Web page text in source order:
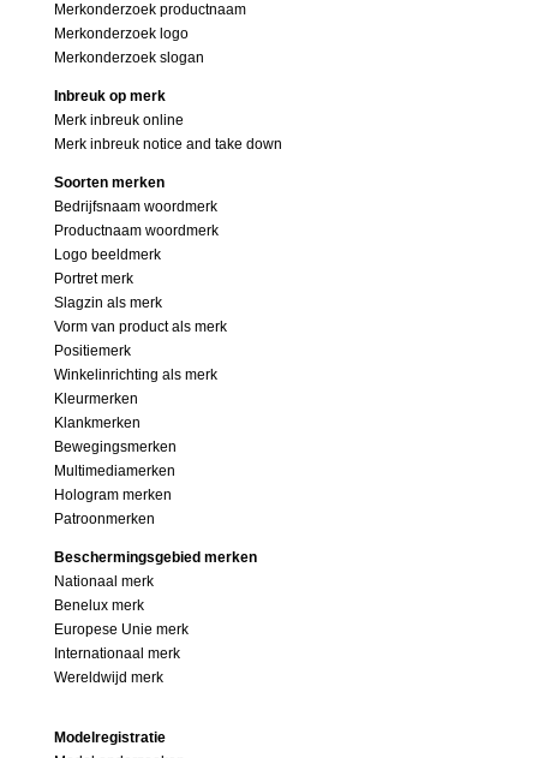
Merkonderzoek productnaam
Merkonderzoek logo
Merkonderzoek slogan
Inbreuk op merk
Merk inbreuk online
Merk inbreuk notice and take down
Soorten merken
Bedrijfsnaam woordmerk
Productnaam woordmerk
Logo beeldmerk
Portret merk
Slagzin als merk
Vorm van product als merk
Positiemerk
Winkelinrichting als merk
Kleurmerken
Klankmerken
Bewegingsmerken
Multimediamerken
Hologram merken
Patroonmerken
Beschermingsgebied merken
Nationaal merk
Benelux merk
Europese Unie merk
Internationaal merk
Wereldwijd merk
Modelregistratie